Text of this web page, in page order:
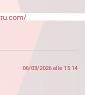
06/03/2026 alle 15:14